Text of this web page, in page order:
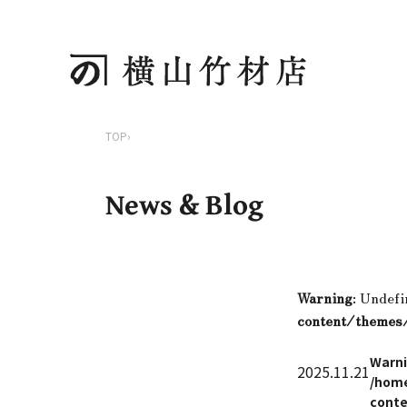
TOP›
News & Blog
Warning:
content/
2025.11.21/